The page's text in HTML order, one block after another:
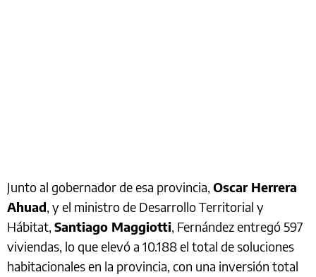
Junto al gobernador de esa provincia, Oscar Herrera
Ahuad, y el ministro de Desarrollo Territorial y
Hábitat, Santiago Maggiotti, Fernández entregó 597
viviendas, lo que elevó a 10.188 el total de soluciones
habitacionales en la provincia, con una inversión total